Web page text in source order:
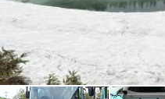
能
大
館